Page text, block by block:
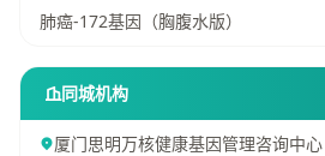
肺癌-172基因（胸腹水版）
同城机构
厦门思明万核健康基因管理咨询中心